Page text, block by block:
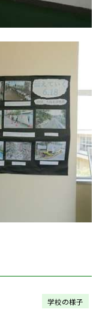
学校の様子